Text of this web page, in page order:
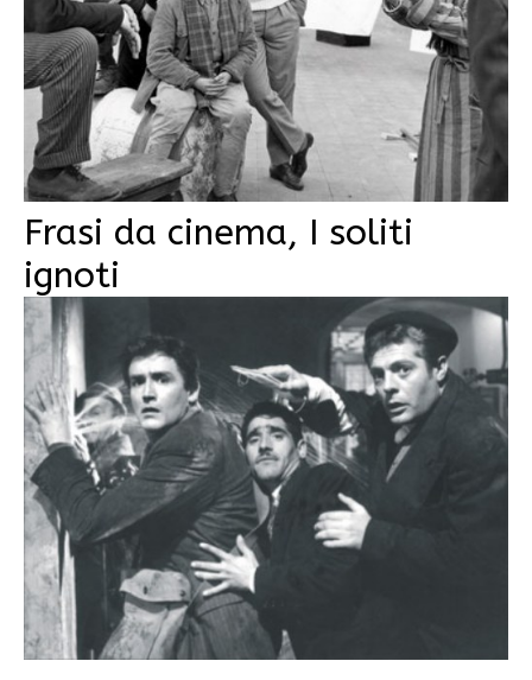
Frasi da cinema, I soliti
ignoti